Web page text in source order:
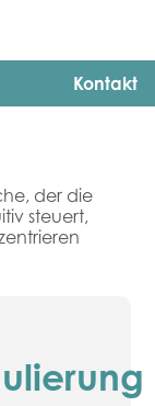
Kontakt
der die
steuert,